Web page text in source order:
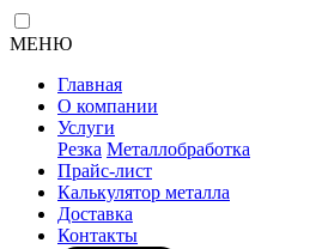
МЕНЮ
Главная
О компании
Услуги
Резка Металлобработка
Прайс-лист
Калькулятор металла
Доставка
Контакты